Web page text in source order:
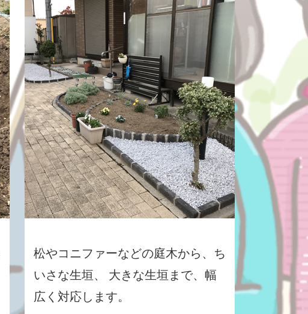
松やコニファーなどの庭木から、ち
いさな生垣、 大きな生垣まで、幅
広く対応します。